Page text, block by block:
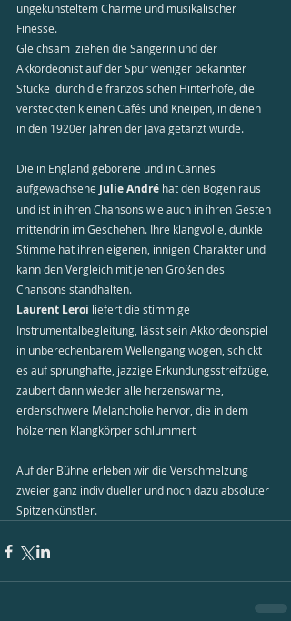
ungekünsteltem Charme und musikalischer
Finesse.
Gleichsam  ziehen die Sängerin und der
Akkordeonist auf der Spur weniger bekannter
Stücke  durch die französischen Hinterhöfe, die
versteckten kleinen Cafés und Kneipen, in denen
in den 1920er Jahren der Java getanzt wurde.
Die in England geborene und in Cannes
aufgewachsene Julie André hat den Bogen raus
und ist in ihren Chansons wie auch in ihren Gesten
mittendrin im Geschehen. Ihre klangvolle, dunkle
Stimme hat ihren eigenen, innigen Charakter und
kann den Vergleich mit jenen Großen des
Chansons standhalten.
Laurent Leroi liefert die stimmige
Instrumentalbegleitung, lässt sein Akkordeonspiel
in unberechenbarem Wellengang wogen, schickt
es auf sprunghafte, jazzige Erkundungsstreifzüge,
zaubert dann wieder alle herzenswarme,
erdenschwere Melancholie hervor, die in dem
hölzernen Klangkörper schlummert
Auf der Bühne erleben wir die Verschmelzung
zweier ganz individueller und noch dazu absoluter
Spitzenkünstler.